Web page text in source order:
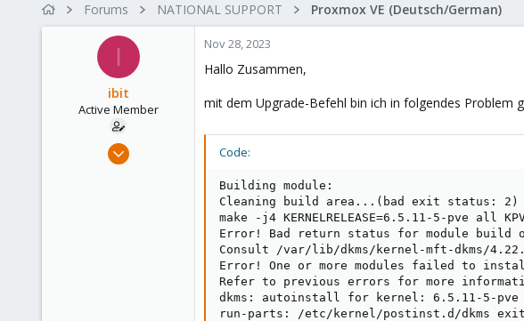
r
d
a
Forums NATIONAL SUPPORT Proxmox VE (Deutsch/German)
I
ibit
Active Member
Dec 21, 2020
Nov 28, 2023
Hallo Zusammen,
mit dem Upgrade-Befehl bin ich in folgendes Problem
Code:
Building module:
Cleaning build area...(bad exit status: 2)
make -j4 KERNELRELEASE=6.5.11-5-pve
Error! Bad return status for module build
Consult /var/lib/dkms/kernel-mft-dkms/
Error! One or more modules failed to
Refer to previous errors for more
dkms: autoinstall for kernel: 6.5.11-5-
run-parts: /etc/kernel/postinst.d/dkms